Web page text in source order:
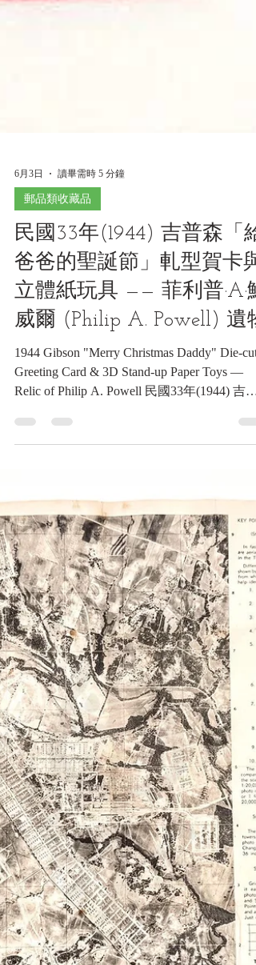
6月3日 讀畢需時 5 分鐘
郵品類收藏品
民國33年(1944) 吉普森「給
爸爸的聖誕節」軋型賀卡與
立體紙玩具 —— 菲利普·A·
威爾 (Philip A. Powell) 遺
1944 Gibson "Merry Christmas Daddy" Die-cut
Greeting Card & 3D Stand-up Paper Toys —
—— 菲利普·A·鮑威爾 (Philip A. Powell) 遺物
《Black Water Museum Collections | 黑水博物
館藏》 1. 基本資料 文物名稱：民國33年
(1944) 吉普森「給爸爸的聖誕節」軋型賀卡
立體紙玩具 —— 菲利普·A·鮑威爾 (Philip A.
Powell) 遺物 英文名稱：1944 Gibson "Merry
Christmas Daddy" Die-cut Greeting Card & 3D
Stand-up Paper Toys — Relic of Philip A.
出版時間：民國33年(1944) 發行單位：美國
亥俄州辛辛那提 吉普森藝術公司 (Gibson Art
Co.,